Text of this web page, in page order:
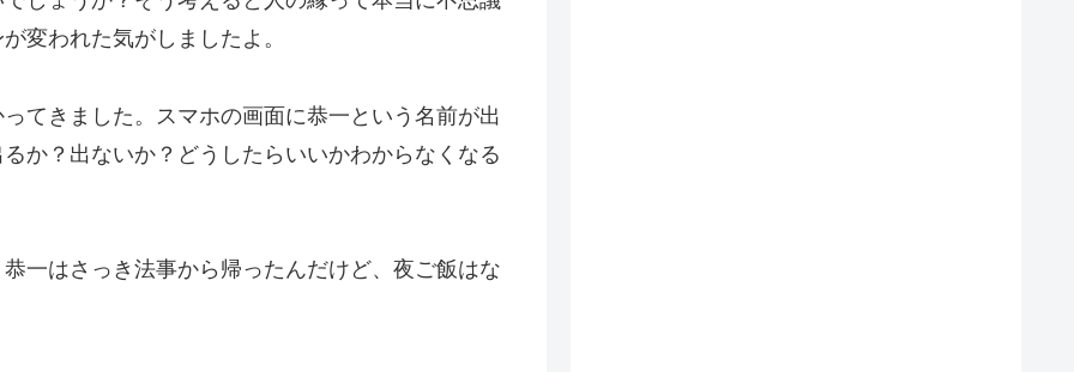
変われた気がしましたよ。
てきました。スマホの画面に恭一という名前が出
か？出ないか？どうしたらいいかわからなくなる
一はさっき法事から帰ったんだけど、夜ご飯はな